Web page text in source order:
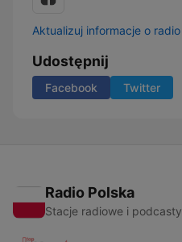
Aktualizuj informacje o radio
Udostępnij
Facebook Twitter
Radio Polska
Stacje radiowe i podcasty